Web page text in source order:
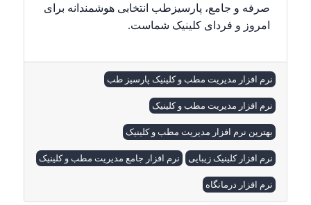
صرفه و جامع، پارسیزطب انتخابی هوشمندانه برای
امروز و فردای کلینیک شماست.
نرم افزار مدیریت مطب و کلینیک پارسیز طب
نرم افزار مدیریت مطب و کلینیک
بهترین نرم افزار مدیریت مطب و کلینیک
نرم افزار کلینیک زیبایی نرم افزار جامع مدیریت مطب و کلینیک
نرم افزار درمانگاه